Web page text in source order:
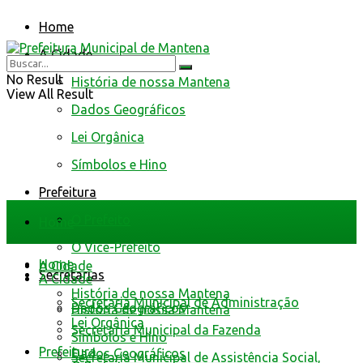
Home
A Cidade
História de nossa Mantena
Dados Geográficos
Lei Orgânica
Símbolos e Hino
Prefeitura
O Vice-Prefeito
Secretarias
Secretaria Municipal de Administração
Secretaria Municipal da Fazenda
Secretaria Municipal de Assistência Social,
No Result
View All Result
Home
A Cidade
História de nossa Mantena
Dados Geográficos
Home
A Cidade
História de nossa Mantena
Dados Geográficos
Lei Orgânica
Símbolos e Hino
Prefeitura